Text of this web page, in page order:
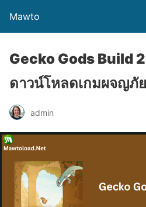
Mawto
Gecko Gods Build
ดาวน์โหลดเกมผจญภั
admin